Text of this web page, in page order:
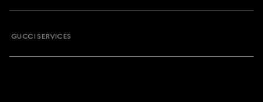
GUCCI SERVICES